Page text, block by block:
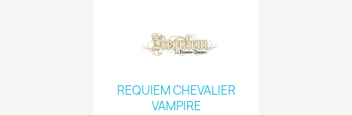
REQUIEM CHEVALIER
VAMPIRE